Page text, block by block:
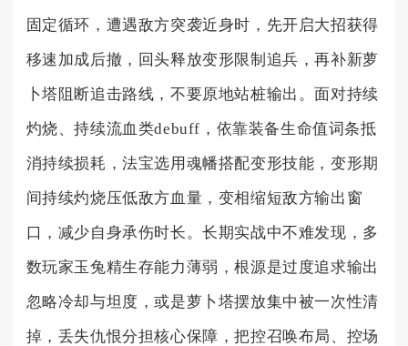
固定循环，遭遇敌方突袭近身时，先开启大招获得
移速加成后撤，回头释放变形限制追兵，再补新萝
卜塔阻断追击路线，不要原地站桩输出。面对持续
灼烧、持续流血类debuff，依靠装备生命值词条抵
消持续损耗，法宝选用魂幡搭配变形技能，变形期
间持续灼烧压低敌方血量，变相缩短敌方输出窗
口，减少自身承伤时长。长期实战中不难发现，多
数玩家玉兔精生存能力薄弱，根源是过度追求输出
忽略冷却与坦度，或是萝卜塔摆放集中被一次性清
掉，丢失仇恨分担核心保障，把控召唤布局、控场